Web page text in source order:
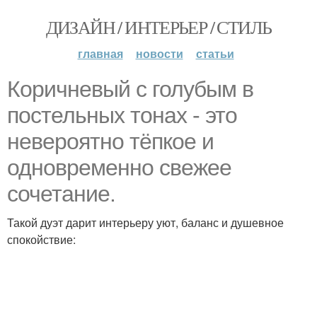
ДИЗАЙН / ИНТЕРЬЕР / СТИЛЬ
главная новости статьи
Коричневый с голубым в
постельных тонах - это
невероятно тёпкое и
одновременно свежее
сочетание.
Такой дуэт дарит интерьеру уют, баланс и душевное
спокойствие: